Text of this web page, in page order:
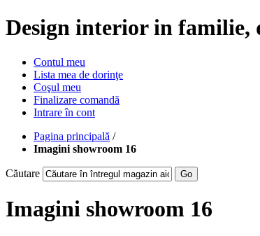
Design interior in familie,
Contul meu
Lista mea de dorinţe
Coşul meu
Finalizare comandă
Intrare în cont
Pagina principală /
Imagini showroom 16
Căutare Go
Imagini showroom 16